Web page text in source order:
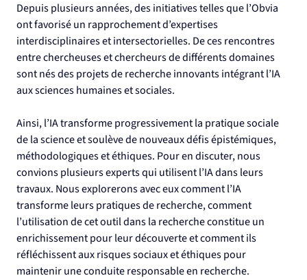
Depuis plusieurs années, des initiatives telles que l’Obvia
ont favorisé un rapprochement d’expertises
interdisciplinaires et intersectorielles. De ces rencontres
entre chercheuses et chercheurs de différents domaines
sont nés des projets de recherche innovants intégrant l’IA
aux sciences humaines et sociales.
Ainsi, l’IA transforme progressivement la pratique sociale
de la science et soulève de nouveaux défis épistémiques,
méthodologiques et éthiques. Pour en discuter, nous
convions plusieurs experts qui utilisent l’IA dans leurs
travaux. Nous explorerons avec eux comment l’IA
transforme leurs pratiques de recherche, comment
l’utilisation de cet outil dans la recherche constitue un
enrichissement pour leur découverte et comment ils
réfléchissent aux risques sociaux et éthiques pour
maintenir une conduite responsable en recherche.